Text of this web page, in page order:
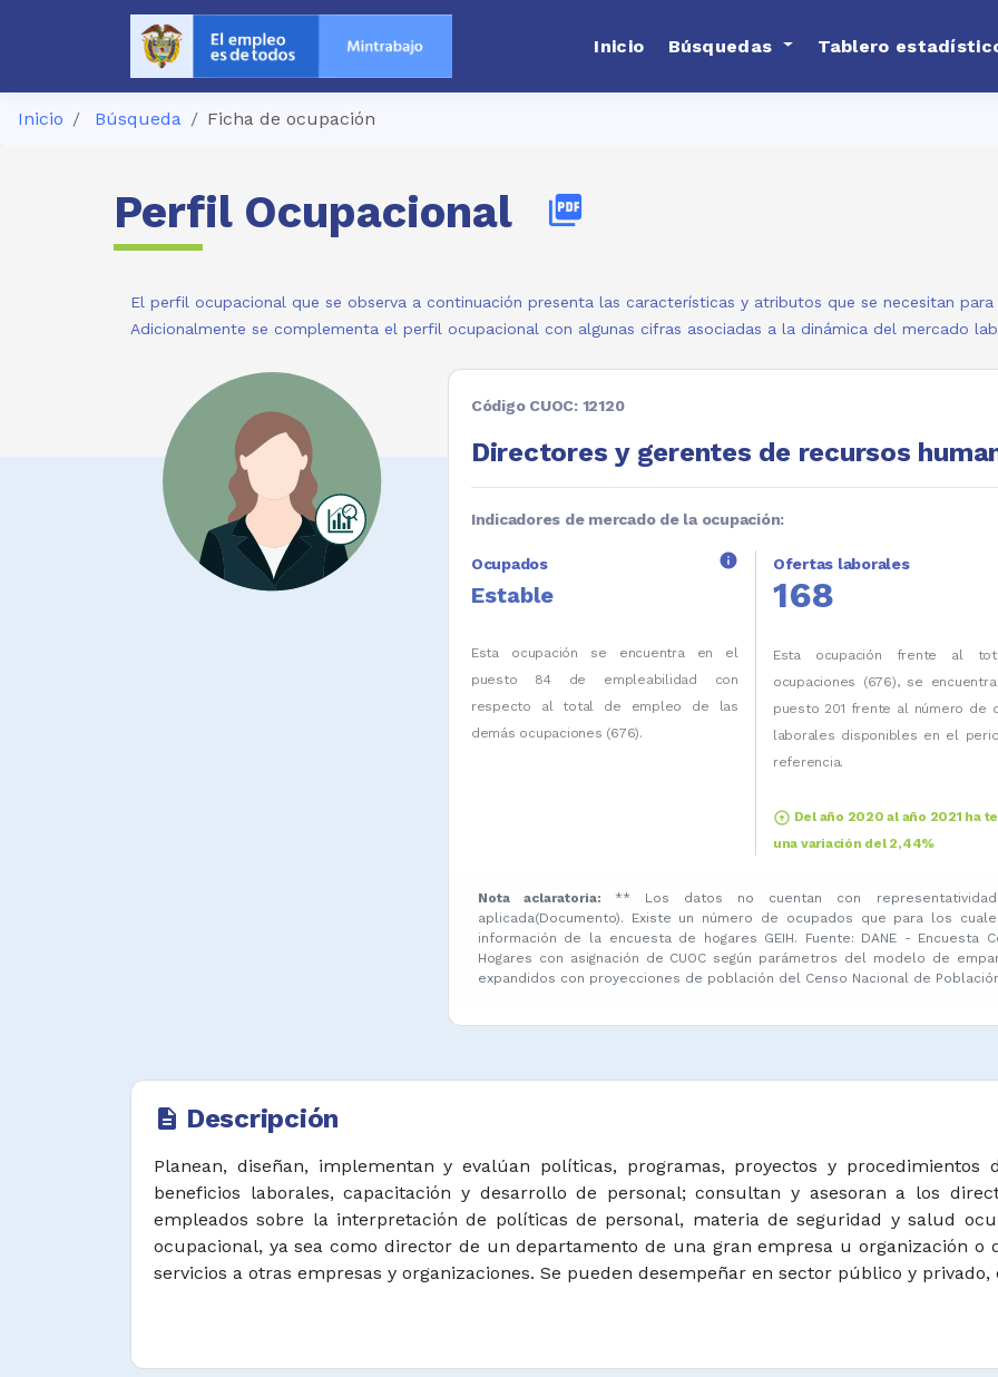
Inicio Búsquedas Tablero
Inicio Búsqueda Ficha de ocupación
Perfil Ocupacional picture_as_pdf
El perfil ocupacional que se observa a continuación presenta las características y atributos que se necesitan
Adicionalmente se complementa el perfil ocupacional con algunas cifras asociadas a la dinámica del mercado
Código CUOC: 12120
Directores y gerentes de recursos
Indicadores de mercado de la ocupación:
Ocupados info
Estable
Esta ocupación se encuentra en el
puesto 84 de empleabilidad con
respecto al total de empleo de las
demás ocupaciones (676).
Ofertas laborales
168
Esta ocupación frente al
ocupaciones (676), se
puesto 201 frente al número de
laborales disponibles en el
referencia.
arrow_circle_up Del año 2020 al año 2021 ha
una variación del 2,44%
Nota aclaratoria: ** Los datos no cuentan con
aplicada(Documento). Existe un número de ocupados que para los
información de la encuesta de hogares GEIH. Fuente: DANE - Encuesta
Hogares con asignación de CUOC según parámetros del modelo de
expandidos con proyecciones de población del Censo Nacional de Población
description Descripción
Planean, diseñan, implementan y evalúan políticas, programas, proyectos y procedimientos
beneficios laborales, capacitación y desarrollo de personal; consultan y asesoran a los
empleados sobre la interpretación de políticas de personal, materia de seguridad y salud
ocupacional, ya sea como director de un departamento de una gran empresa u organización o
servicios a otras empresas y organizaciones. Se pueden desempeñar en sector público y privado,